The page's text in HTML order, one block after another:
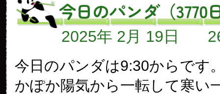
今日のパンダ（3770
2025年 2月 19日
今日のパンダは9:30からです
かぽか陽気から一転して寒い